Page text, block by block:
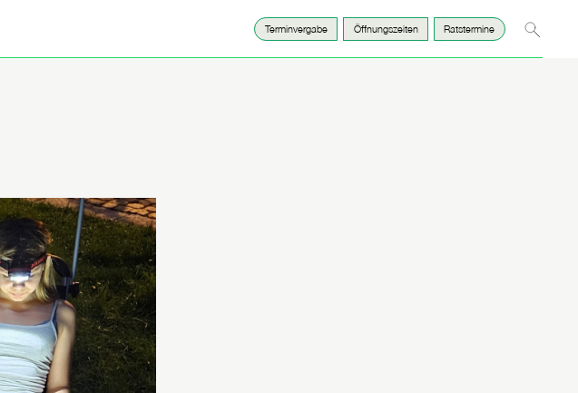
Terminvergabe Öffnungszeiten Ratstermine Suche